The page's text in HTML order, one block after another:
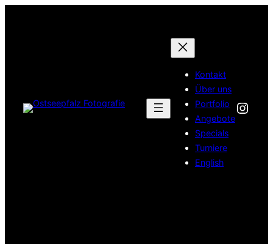
Kontakt
Über uns
Portfolio
Angebote
Specials
Turniere
English